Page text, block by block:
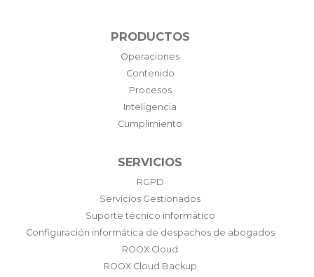
PRODUCTOS
Operaciones
Contenido
Procesos
Inteligencia
Cumplimiento
SERVICIOS
RGPD
Servicios Gestionados
Suporte técnico informático
Configuración informática de despachos de abogados
ROOX Cloud
ROOX Cloud Backup